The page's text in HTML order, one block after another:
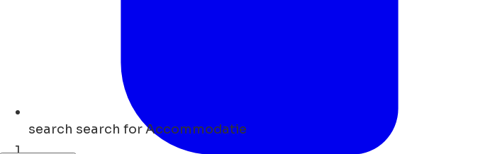
search search for Accommodatie